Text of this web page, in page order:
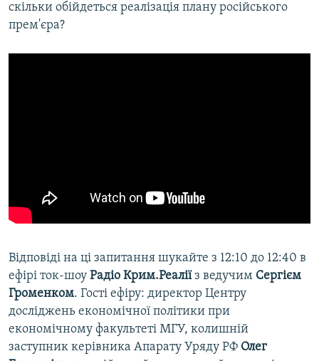
скільки обійдеться реалізація плану російського
прем'єра?
Відповіді на ці запитання шукайте з 12:10 до 12:40 в
ефірі ток-шоу Радіо Крим.Реаліїз ведучим Сергієм
Громенком. Гості ефіру: директор Центру
досліджень економічної політики при
економічному факультеті МГУ, колишній
заступник керівника Апарату Уряду РФ Олег